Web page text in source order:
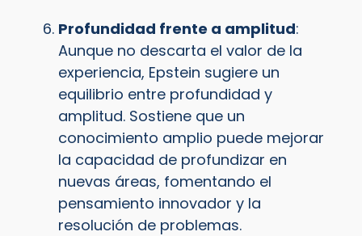
Profundidad frente a amplitud:
Aunque no descarta el valor de la
experiencia, Epstein sugiere un
equilibrio entre profundidad y
amplitud. Sostiene que un
conocimiento amplio puede mejorar
la capacidad de profundizar en
nuevas áreas, fomentando el
pensamiento innovador y la
resolución de problemas.